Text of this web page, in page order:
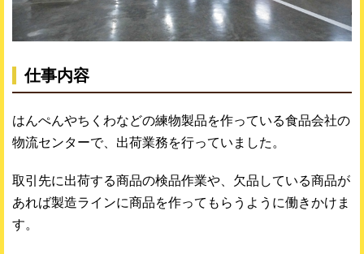
仕事内容
はんぺんやちくわなどの練物製品を作っている食品会社の
物流センターで、出荷業務を行っていました。
取引先に出荷する商品の検品作業や、欠品している商品が
あれば製造ラインに商品を作ってもらうように働きかけま
す。